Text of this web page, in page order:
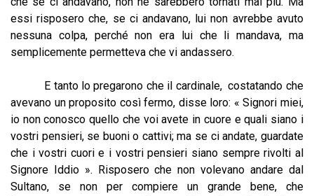
essi risposero che, se ci andavano, lui non avrebbe avuto
nessuna colpa, perché non era lui che li mandava, ma
semplicemente permetteva che vi andassero.
E tanto lo pregarono che il cardinale, costatando che
avevano un proposito così fermo, disse loro: « Signori miei,
io non conosco quello che voi avete in cuore e quali siano i
vostri pensieri, se buoni o cattivi; ma se ci andate, guardate
che i vostri cuori e i vostri pensieri siano sempre rivolti al
Signore Iddio ». Risposero che non volevano andare dal
Sultano, se non per compiere un grande bene, che